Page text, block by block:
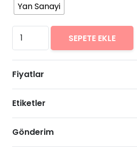
Yan Sanayi
LG
Q6
Arıza
Onarımı
Fiyatları
adet
SEPETE EKLE
Fiyatlar
Etiketler
Gönderim